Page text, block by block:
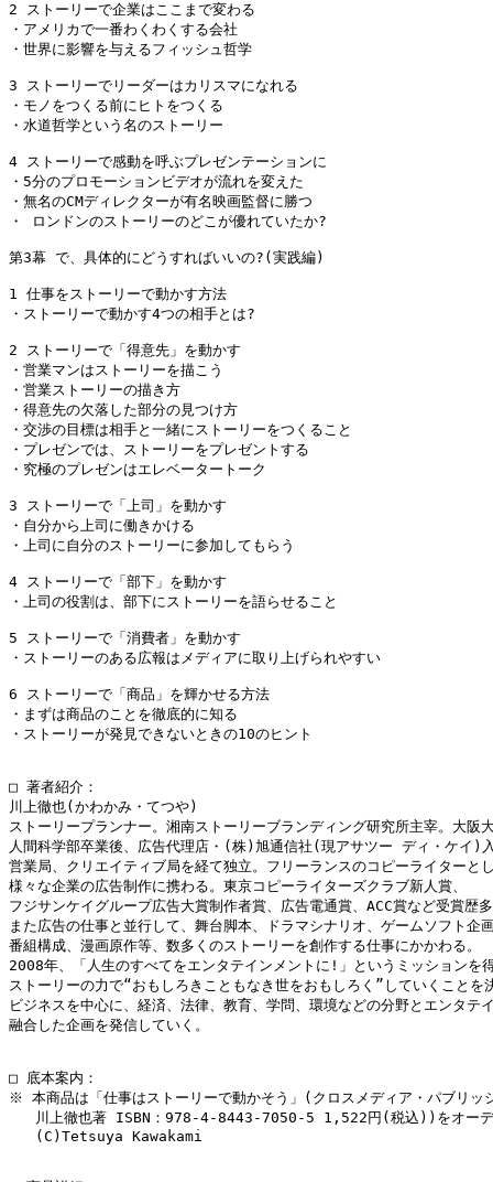
2 ストーリーで企業はここまで変わる
・アメリカで一番わくわくする会社
・世界に影響を与えるフィッシュ哲学
3 ストーリーでリーダーはカリスマになれる
・モノをつくる前にヒトをつくる
・水道哲学という名のストーリー
4 ストーリーで感動を呼ぶプレゼンテーションに
・5分のプロモーションビデオが流れを変えた
・無名のCMディレクターが有名映画監督に勝つ
・ ロンドンのストーリーのどこが優れていたか?
第3幕 で、具体的にどうすればいいの?(実践編)
1 仕事をストーリーで動かす方法
・ストーリーで動かす4つの相手とは?
2 ストーリーで「得意先」を動かす
・営業マンはストーリーを描こう
・営業ストーリーの描き方
・得意先の欠落した部分の見つけ方
・交渉の目標は相手と一緒にストーリーをつくること
・プレゼンでは、ストーリーをプレゼントする
・究極のプレゼンはエレベータートーク
3 ストーリーで「上司」を動かす
・自分から上司に働きかける
・上司に自分のストーリーに参加してもらう
4 ストーリーで「部下」を動かす
・上司の役割は、部下にストーリーを語らせること
5 ストーリーで「消費者」を動かす
・ストーリーのある広報はメディアに取り上げられやすい
6 ストーリーで「商品」を輝かせる方法
・まずは商品のことを徹底的に知る
・ストーリーが発見できないときの10のヒント
□ 著者紹介：
川上徹也(かわかみ・てつや)
ストーリープランナー。湘南ストーリーブランディング研究所主宰。大阪
人間科学部卒業後、広告代理店・(株)旭通信社(現アサツー ディ・ケイ)
営業局、クリエイティブ局を経て独立。フリーランスのコピーライターと
様々な企業の広告制作に携わる。東京コピーライターズクラブ新人賞、
フジサンケイグループ広告大賞制作者賞、広告電通賞、ACC賞など受賞歴
また広告の仕事と並行して、舞台脚本、ドラマシナリオ、ゲームソフト
番組構成、漫画原作等、数多くのストーリーを創作する仕事にかかわる。
2008年、「人生のすべてをエンタテインメントに!」というミッションを
ストーリーの力で“おもしろきこともなき世をおもしろく”していくことを
ビジネスを中心に、経済、法律、教育、学問、環境などの分野とエンタ
融合した企画を発信していく。
□ 底本案内：
※ 本商品は「仕事はストーリーで動かそう」(クロスメディア・パブリッ
川上徹也著 ISBN：978-4-8443-7050-5 1,522円(税込))をオーデ
   (C)Tetsuya Kawakami